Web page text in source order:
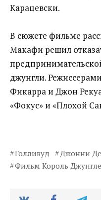
Карацевски.
В сюжете фильме
Макафи решил
джунгли.
Фикарра и Джон
«Фокус» и «Плохой
Голливуд Джонни
Фильм Король